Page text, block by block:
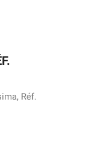
Réf.